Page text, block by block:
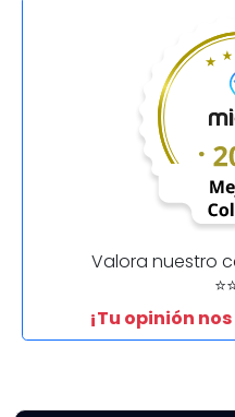
Valora nuestro
¡Tu opinión